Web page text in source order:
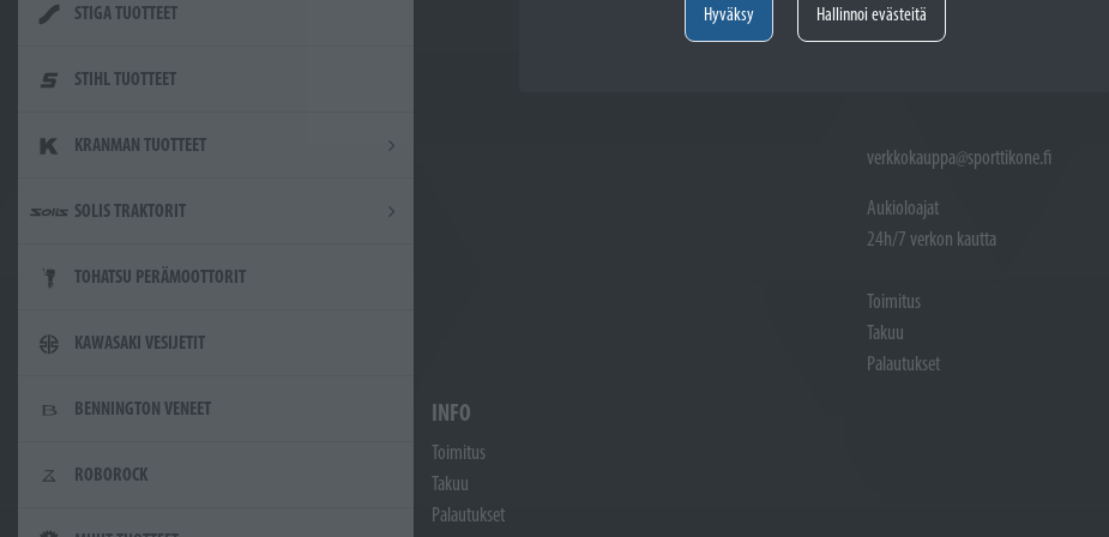
Hyväksy Hallinnoi evästeitä
STIGA TUOTTEET
STIHL TUOTTEET
KRANMAN TUOTTEET
SOLIS TRAKTORIT
TOHATSU PERÄMOOTTORIT
KAWASAKI VESIJETIT
BENNINGTON VENEET
ROBOROCK
verkkokauppa@sporttikone.fi
Aukioloajat
24h/7 verkon kautta
Toimitus
Takuu
Palautukset
INFO
Toimitus
Takuu
Palautukset